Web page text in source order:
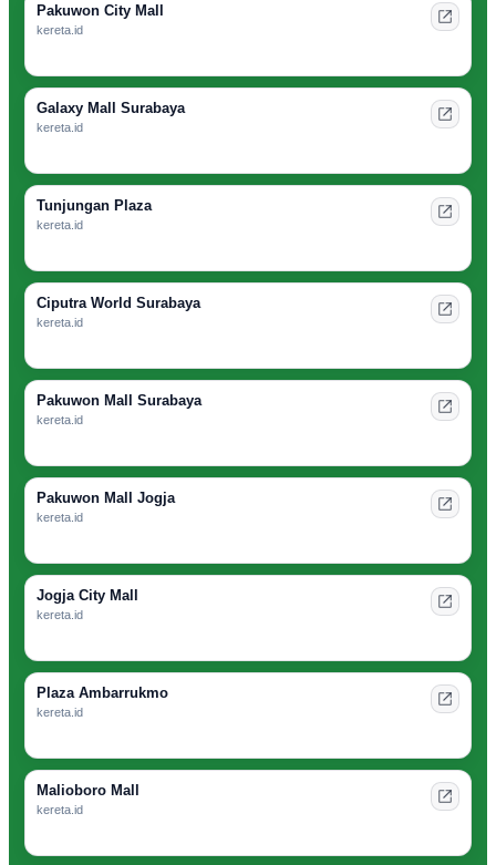
Pakuwon City Mall
kereta.id
Galaxy Mall Surabaya
kereta.id
Tunjungan Plaza
kereta.id
Ciputra World Surabaya
kereta.id
Pakuwon Mall Surabaya
kereta.id
Pakuwon Mall Jogja
kereta.id
Jogja City Mall
kereta.id
Plaza Ambarrukmo
kereta.id
Malioboro Mall
kereta.id